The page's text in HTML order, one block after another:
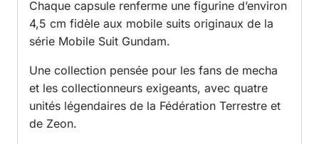
Chaque capsule renferme une figurine d’environ
4,5 cm fidèle aux mobile suits originaux de la
série Mobile Suit Gundam.
Une collection pensée pour les fans de mecha
et les collectionneurs exigeants, avec quatre
unités légendaires de la Fédération Terrestre et
de Zeon.